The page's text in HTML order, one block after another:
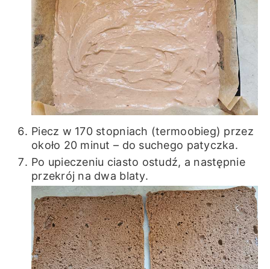
Piecz w 170 stopniach (termoobieg) przez
około 20 minut – do suchego patyczka.
Po upieczeniu ciasto ostudź, a następnie
przekrój na dwa blaty.